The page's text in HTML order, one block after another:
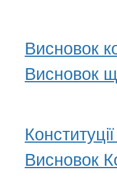
Висновок
Висновок
Висновок